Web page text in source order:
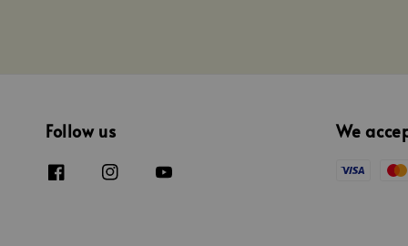
Follow us We